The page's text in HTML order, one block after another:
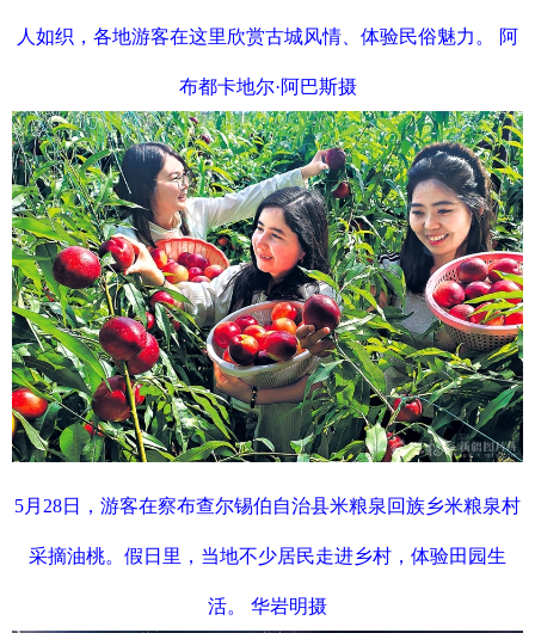
人如织，各地游客在这里欣赏古城风情、体验民俗魅力。 阿
布都卡地尔·阿巴斯摄
5月28日，游客在察布查尔锡伯自治县米粮泉回族乡米粮泉村
采摘油桃。假日里，当地不少居民走进乡村，体验田园生
活。 华岩明摄